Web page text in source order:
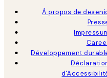
À propos de
Développement